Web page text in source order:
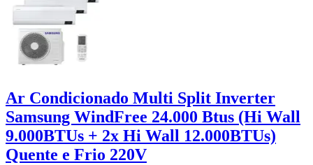
Ar Condicionado Multi Split Inverter
Samsung WindFree 24.000 Btus (Hi Wall
9.000BTUs + 2x Hi Wall 12.000BTUs)
Quente e Frio 220V